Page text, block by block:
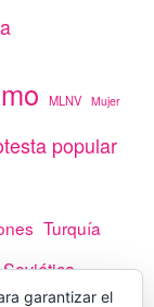
MLNV Mujer
popular
Turquía
garantizar el